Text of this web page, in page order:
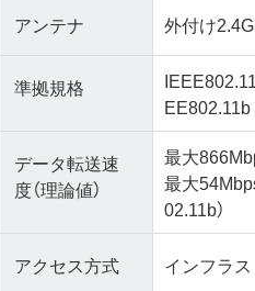
アンテナ 外付け
準拠規格
EE802.11b
データ転送速
度（理論値）
最大
最大
02.11b）
アクセス方式 インフラ